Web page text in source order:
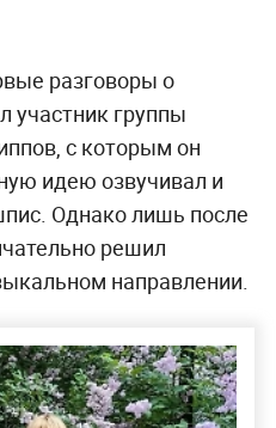
разговоры о
участник группы
с которым он
идею озвучивал и
Однако лишь после
решил
направлении.